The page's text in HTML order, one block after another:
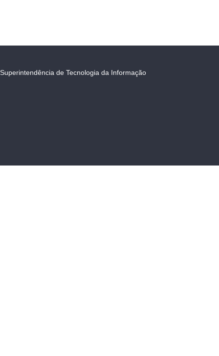
Superintendência de Tecnologia da Informação